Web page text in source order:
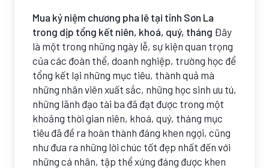
Mua kỷ niệm chương pha lê tại tỉnh Sơn La
trong dịp tổng kết niên, khoá, quý, tháng Đây
là một trong những ngày lễ, sự kiện quan trọng
của các đoàn thể, doanh nghiệp, trường học để
tổng kết lại những mục tiêu, thành quả mà
những nhân viên xuất sắc, những học sinh ưu tú,
những lãnh đạo tài ba đã đạt được trong một
khoảng thời gian niên, khoá, quý, tháng mục
tiêu đã đề ra hoàn thành đáng khen ngợi, cũng
như đưa ra những lời chúc tốt đẹp nhất đến với
những cá nhân, tập thể xứng đáng được khen